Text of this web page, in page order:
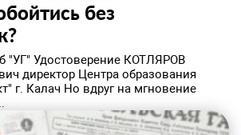
без
"УГ" Удостоверение КОТЛЯРОВ
директор Центра образования
г. Калач Но вдруг на мгновение